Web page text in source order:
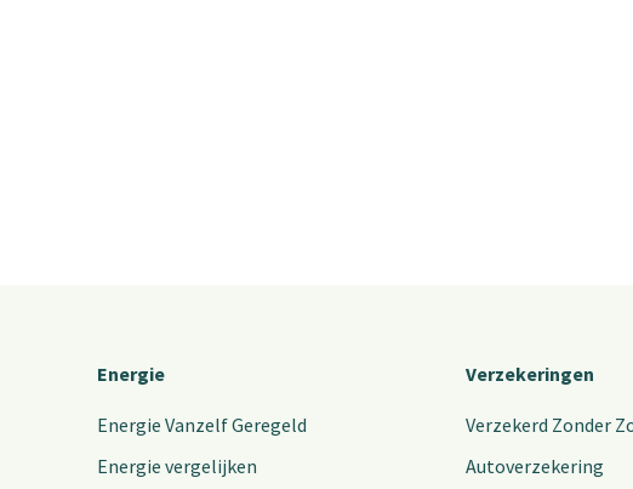
Energie
Energie Vanzelf Geregeld
Energie vergelijken
Verzekeringen
Verzekerd Zonder
Autoverzekering